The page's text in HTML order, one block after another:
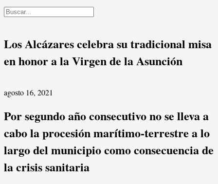
Buscar
Los Alcázares celebra su tradicional misa
en honor a la Virgen de la Asunción
agosto 16, 2021
Por segundo año consecutivo no se lleva a
cabo la procesión marítimo-terrestre a lo
largo del municipio como consecuencia de
la crisis sanitaria